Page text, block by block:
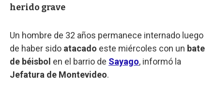
herido grave
Un hombre de 32 años permanece internado luego
de haber sido atacado este miércoles con un bate
de béisbol en el barrio de Sayago, informó la
Jefatura de Montevideo.